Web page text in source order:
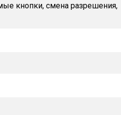
кнопки, смена разрешения,